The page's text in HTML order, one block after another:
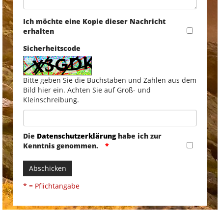
Ich möchte eine Kopie dieser Nachricht
erhalten
Sicherheitscode
Bitte geben Sie die Buchstaben und Zahlen aus dem
Bild hier ein. Achten Sie auf Groß- und
Kleinschreibung.
Die Datenschutzerklärunghabe ich zur
Kenntnis genommen.
Abschicken
* = Pflichtangabe